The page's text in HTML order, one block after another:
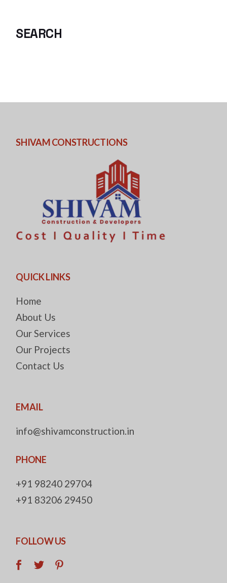
SEARCH
SHIVAM CONSTRUCTIONS
QUICK LINKS
Home
About Us
Our Services
Our Projects
Contact Us
EMAIL
info@shivamconstruction.in
PHONE
+91 98240 29704
+91 83206 29450
FOLLOW US